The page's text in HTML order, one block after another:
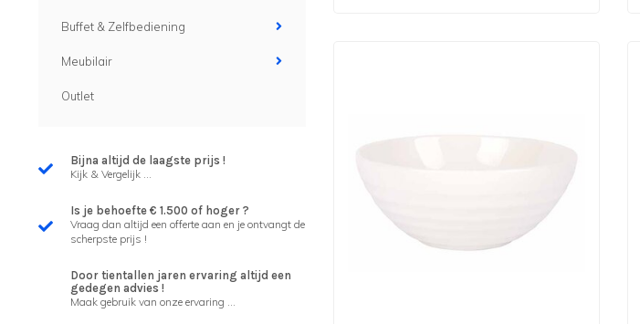
Buffet & Zelfbediening
Meubilair
Outlet
Bijna altijd de laagste prijs !
Kijk & Vergelijk ...
Is je behoefte € 1.500 of hoger ?
Vraag dan altijd een offerte aan en je ontvangt de
scherpste prijs !
Door tientallen jaren ervaring altijd een
gedegen advies !
Maak gebruik van onze ervaring ...